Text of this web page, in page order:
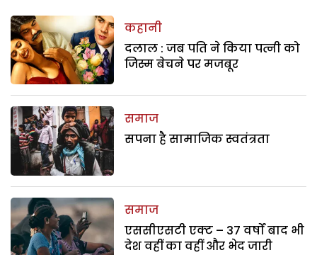
कहानी
दलाल : जब पति ने किया पत्नी को
जिस्म बेचने पर मजबूर
समाज
सपना है सामाजिक स्वतंत्रता
समाज
एससीएसटी एक्ट – 37 वर्षों बाद भी
देश वहीं का वहीं और भेद जारी